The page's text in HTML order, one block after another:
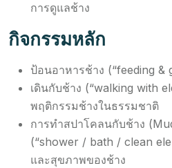
การดูแลช้าง
กิจกรรมหลัก
ป้อนอาหารช้าง (“feeding &
เดินกับช้าง (“walking with
พฤติกรรมช้างในธรรมชาติ
การทำสปาโคลนกับช้าง
(“shower / bath / clean
และสุขภาพของช้าง